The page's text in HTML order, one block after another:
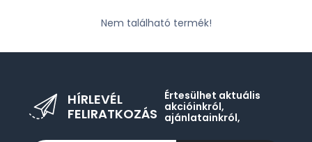
Nem található termék!
HÍRLEVÉL
FELIRATKOZÁS
Értesülhet aktuális
akcióinkról,
ajánlatainkról,